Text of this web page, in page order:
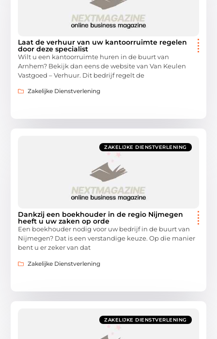
Laat de verhuur van uw kantoorruimte regelen
door deze specialist
Wilt u een kantoorruimte huren in de buurt van
Arnhem? Bekijk dan eens de website van Van Keulen
Vastgoed – Verhuur. Dit bedrijf regelt de
Zakelijke Dienstverlening
ZAKELIJKE DIENSTVERLENING
Dankzij een boekhouder in de regio Nijmegen
heeft u uw zaken op orde
Een boekhouder nodig voor uw bedrijf in de buurt van
Nijmegen? Dat is een verstandige keuze. Op die manier
bent u er zeker van dat
Zakelijke Dienstverlening
ZAKELIJKE DIENSTVERLENING